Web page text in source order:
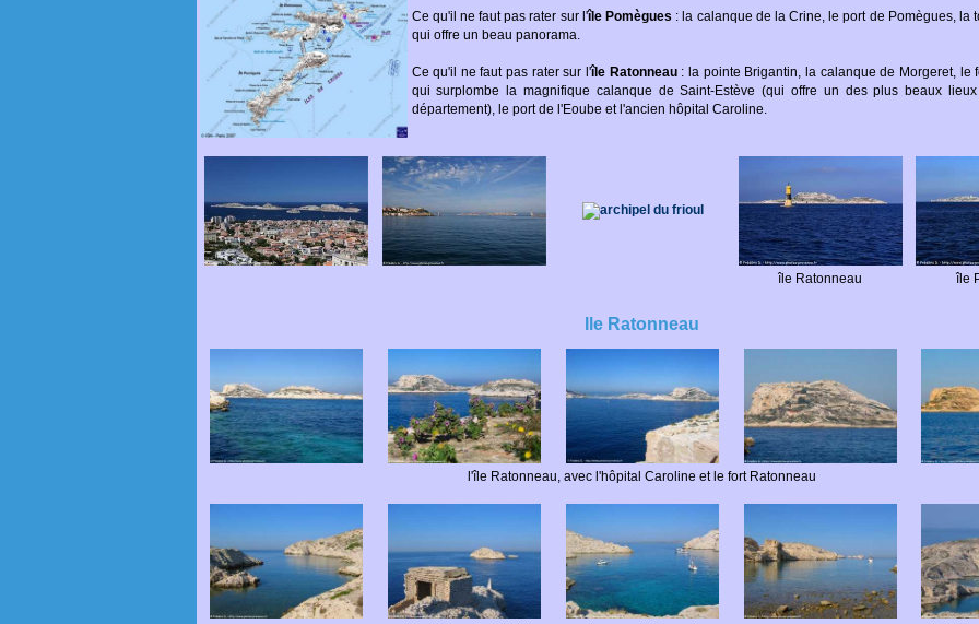
Ce qu'il ne faut pas rater sur l'île Pomègues : la calanque de la Crine, le port de Pomègues, la
qui offre un beau panorama.
Ce qu'il ne faut pas rater sur l'île Ratonneau: la pointe Brigantin, la calanque de Morgeret, le
qui surplombe la magnifique calanque de Saint-Estève (qui offre un des plus beaux
département), le port de l'Eoube et l'ancien hôpital Caroline.
île Ratonneau île
Ile Ratonneau
l'île Ratonneau, avec l'hôpital Caroline et le fort Ratonneau